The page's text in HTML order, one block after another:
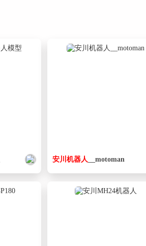
安川 机器人 __motoman